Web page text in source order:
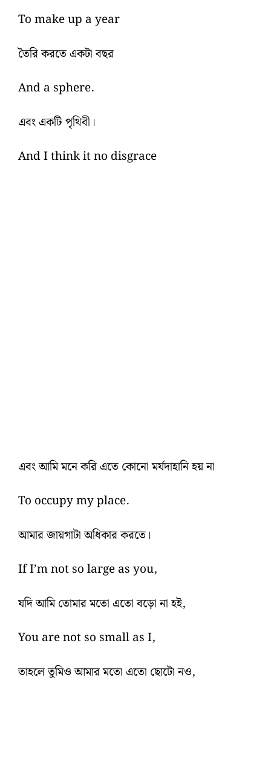
To make up a year
তৈরি করতে একটা বছর
And a sphere.
এবং একটি পৃথিবী।
And I think it no disgrace
এবং আমি মনে করি এতে কোনো মর্যদাহানি হয় না
To occupy my place.
আমার জায়গাটা অধিকার করতে।
If I’m not so large as you,
যদি আমি তোমার মতো এতো বড়ো না হই,
You are not so small as I,
তাহলে তুমিও আমার মতো এতো ছোটো নও,